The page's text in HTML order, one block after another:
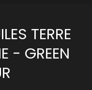
TERRE
- GREEN